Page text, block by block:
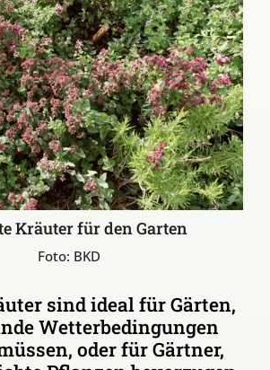
Kräuter für den Garten
Foto: BKD
sind ideal für Gärten,
Wetterbedingungen
oder für Gärtner,